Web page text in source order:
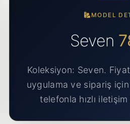
MODEL
Seven
Koleksiyon: Seven.
uygulama ve sipariş
telefonla hızlı